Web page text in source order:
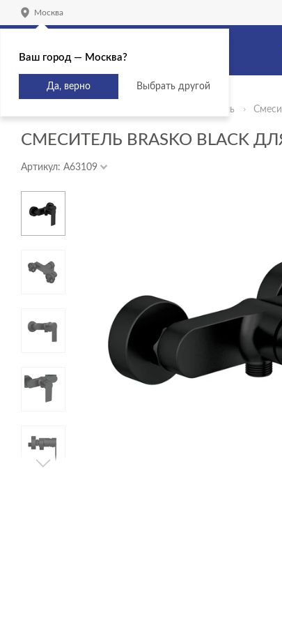
Москва
Сантехника и мебель
СМЕСИТЕЛЬ BRASKO BLACK
Артикул: A63109
Ваш город — Москва?
Да, верно Выбрать другой